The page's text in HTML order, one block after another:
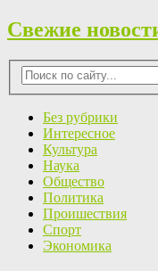
Свежие
Без рубрики
Интересное
Культура
Наука
Общество
Политика
Проишествия
Спорт
Экономика